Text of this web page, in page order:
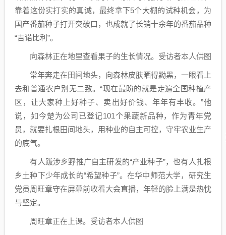
靠着这份实打实的真诚，最终拿下5个大棚的试种机会，为
国产番茄种子打开突破口，也成就了长销十余年的番茄品种
“吉诺比利”。
向森林正在地里查看果子的生长情况。受访者本人供图
常年奔走在田间地头，向森林皮肤晒得黝黑，一眼看上
去和普通农户别无二致。“现在最盼的就是走遍全国种植产
区，让大家种上好种子、卖出好价钱、年年有丰收。”他
说，如今楚为公司已登记101个果蔬新品种，作为青年党
员，就要扎根田间地头，用种业的自主可控，守牢农业生产
的底气。
有人跋涉乡野推广自主研发的“产业种子”，也有人扎根
乡土种下少年成长的“希望种子”。在华中师范大学，研究生
党员周旺章守在屏幕前收看大会直播，年轻的脸上满是热忱
与坚定。
周旺章正在上课。受访者本人供图